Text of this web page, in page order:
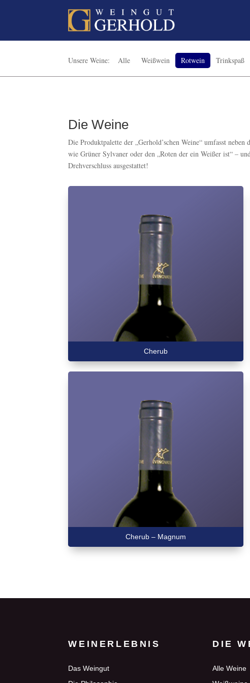
Alle Weißwein Rotwein Trinkspaß
Die Weine
Die Produktpalette der „Gerhold’schen Weine“ umfasst
wie Grüner Sylvaner oder den „Roten der ein Weißer ist“ –
Drehverschluss ausgestattet!
Cherub
Cherub – Magnum
WEINERLEBNIS
Das Weingut
DIE
Alle Weine